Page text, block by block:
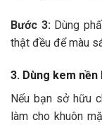
Bước 3: Dùng
thật đều để màu
3. Dùng kem
Nếu bạn sở hữu
làm cho khuôn